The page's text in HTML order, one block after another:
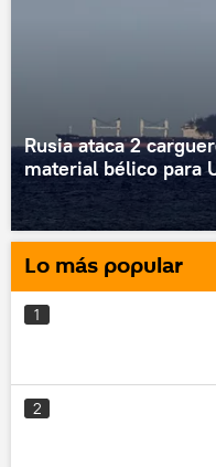
Rusia ataca 2
material bélico para
Lo más popular
1
2